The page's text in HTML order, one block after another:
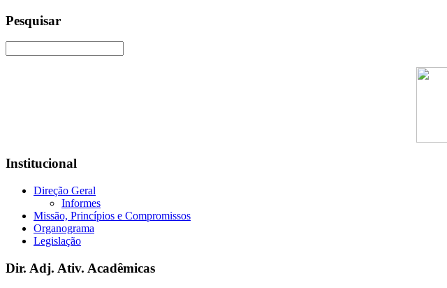
Pesquisar
Institucional
Direção Geral
Informes
Missão, Princípios e Compromissos
Organograma
Legislação
Dir. Adj. Ativ. Acadêmicas